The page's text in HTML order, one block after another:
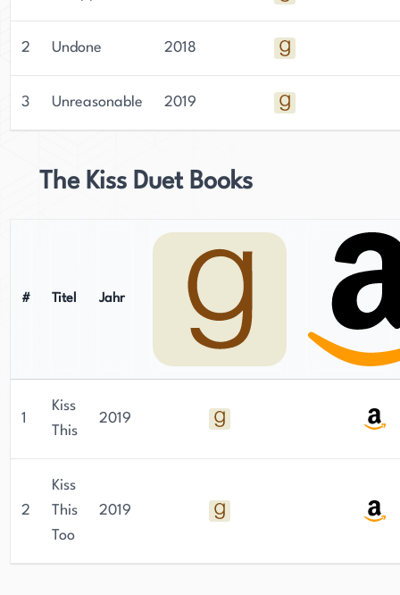
2 Undone 2018
3 Unreasonable 2019
The Kiss Duet Books
# Titel Jahr
1
Kiss
This
2019
2
Kiss
This
Too
2019